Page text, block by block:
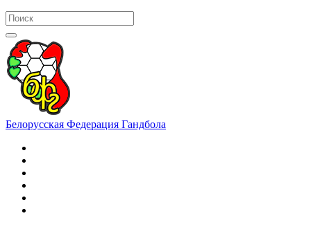
Белорусская Федерация Гандбола